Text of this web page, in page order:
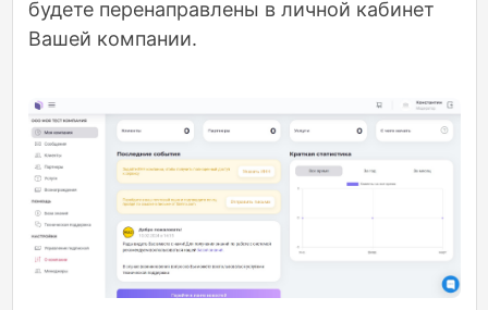
будете перенаправлены в личной кабинет
Вашей компании.